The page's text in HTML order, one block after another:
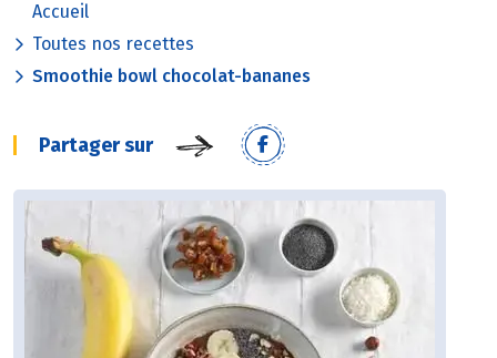
Accueil
Toutes nos recettes
Smoothie bowl chocolat-bananes
Partager sur